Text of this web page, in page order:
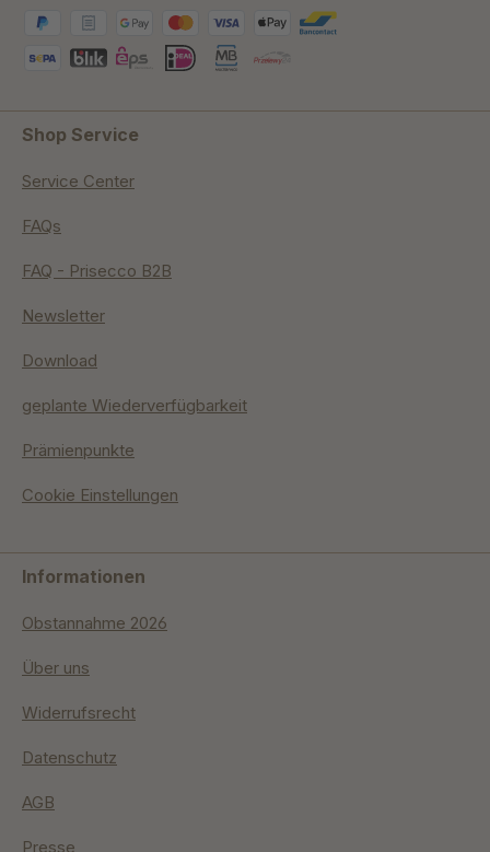
Shop Service
Service Center
FAQs
FAQ - Prisecco B2B
Newsletter
Download
geplante Wiederverfügbarkeit
Prämienpunkte
Cookie Einstellungen
Informationen
Obstannahme 2026
Über uns
Widerrufsrecht
Datenschutz
AGB
Presse